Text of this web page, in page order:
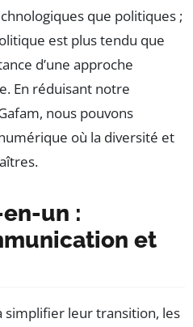
que politiques ;
est plus tendu que
d’une approche
En réduisant notre
nous pouvons
où la diversité et
un :
et
simplifier leur transition, les